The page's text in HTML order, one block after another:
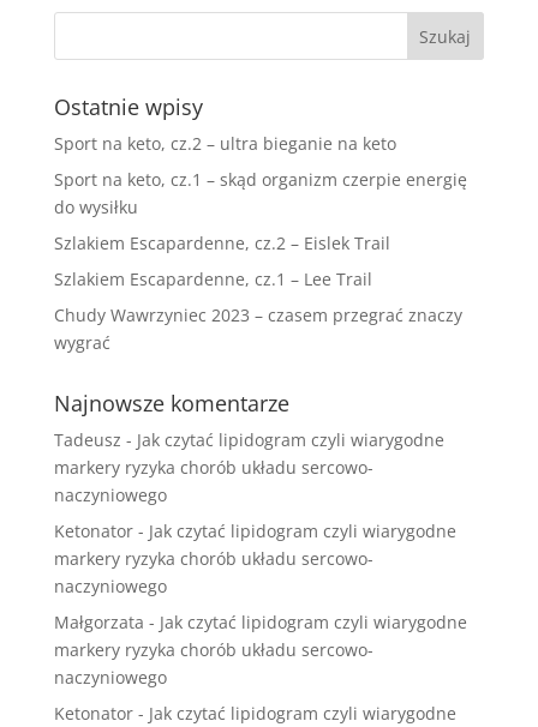
Ostatnie wpisy
Sport na keto, cz.2 – ultra bieganie na keto
Sport na keto, cz.1 – skąd organizm czerpie energię
do wysiłku
Szlakiem Escapardenne, cz.2 – Eislek Trail
Szlakiem Escapardenne, cz.1 – Lee Trail
Chudy Wawrzyniec 2023 – czasem przegrać znaczy
wygrać
Najnowsze komentarze
Tadeusz - Jak czytać lipidogram czyli wiarygodne
markery ryzyka chorób układu sercowo-
naczyniowego
Ketonator- Jak czytać lipidogram czyli wiarygodne
markery ryzyka chorób układu sercowo-
naczyniowego
Małgorzata - Jak czytać lipidogram czyli wiarygodne
markery ryzyka chorób układu sercowo-
naczyniowego
Ketonator- Jak czytać lipidogram czyli wiarygodne